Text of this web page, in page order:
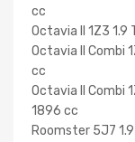
cc
Octavia II 1Z3 1.9
Octavia II Combi
cc
Octavia II Combi
1896 cc
Roomster 5J7